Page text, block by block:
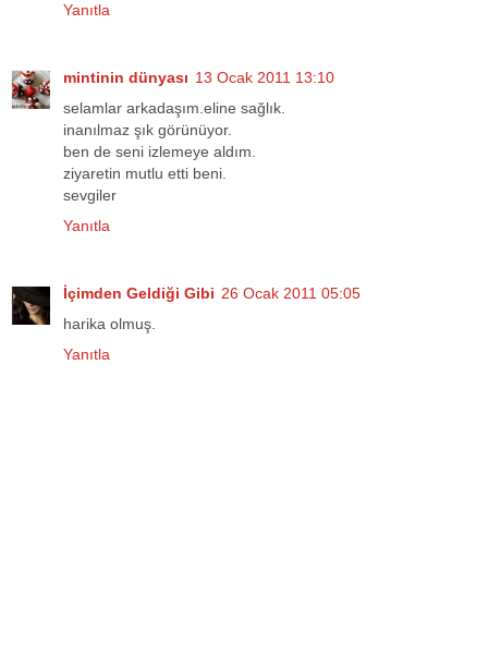
Yanıtla
mintinin dünyası 13 Ocak 2011 13:10
selamlar arkadaşım.eline sağlık.
inanılmaz şık görünüyor.
ben de seni izlemeye aldım.
ziyaretin mutlu etti beni.
sevgiler
Yanıtla
İçimden Geldiği Gibi 26 Ocak 2011 05:05
harika olmuş.
Yanıtla